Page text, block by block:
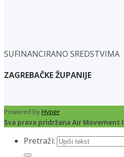
SUFINANCIRANO SREDSTVIMA
ZAGREBAČKE ŽUPANIJE
Powered byHyper
Sva prava pridržana Air Movement
Pretraži: